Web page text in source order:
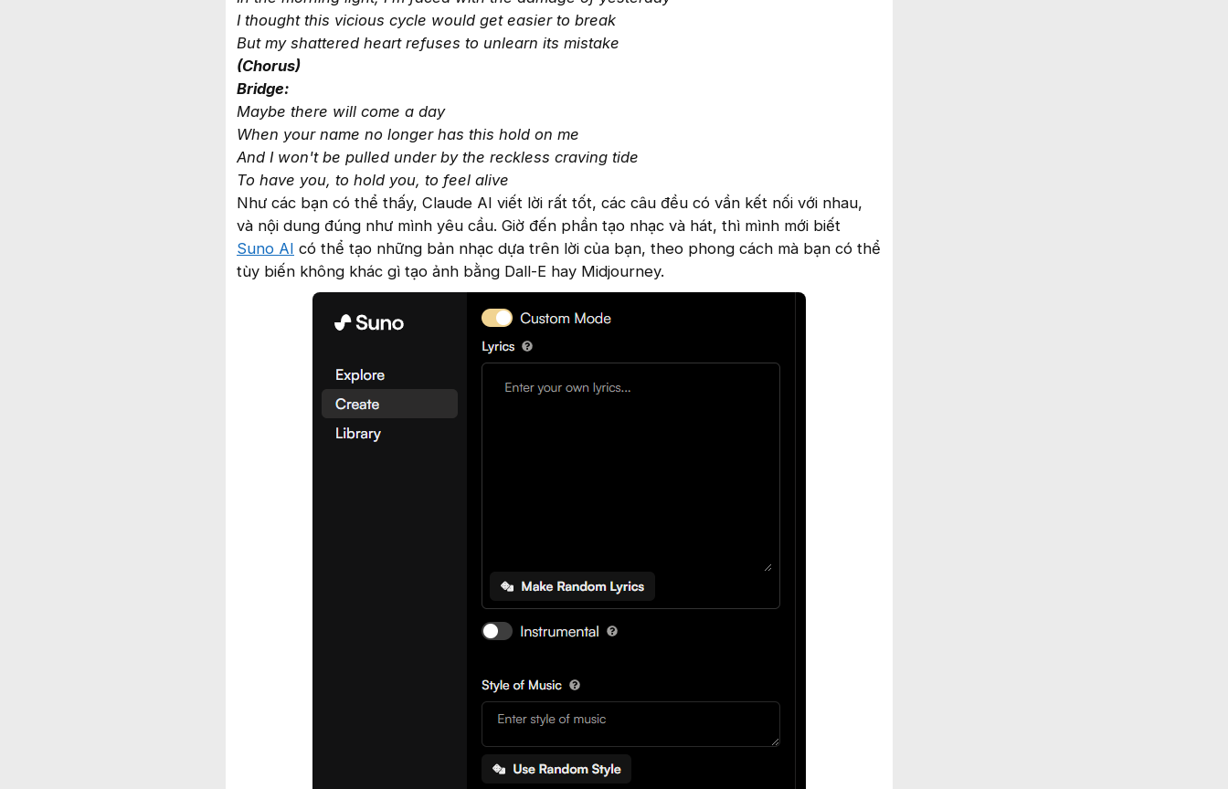
I thought this vicious cycle would get easier to break
But my shattered heart refuses to unlearn its mistake
(Chorus)
Bridge:
Maybe there will come a day
When your name no longer has this hold on me
And I won't be pulled under by the reckless craving tide
To have you, to hold you, to feel alive
Như các bạn có thể thấy, Claude AI viết lời rất tốt, các câu đều có vần kết nối với nhau,
và nội dung đúng như mình yêu cầu. Giờ đến phần tạo nhạc và hát, thì mình mới biết
Suno AI có thể tạo những bản nhạc dựa trên lời của bạn, theo phong cách mà bạn có thể
tùy biến không khác gì tạo ảnh bằng Dall-E hay Midjourney.